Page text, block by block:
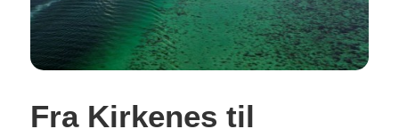
Fra Kirkenes til